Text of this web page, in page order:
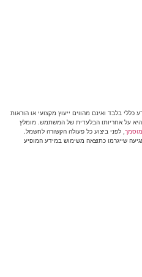
בלבד ואינם מהווים ייעוץ מקצועי או הוראות
על אחריותו הבלעדית של המשתמש. מומלץ
, לפני ביצוע כל פעולה הקשורה לחשמל.
שייגרמו כתוצאה משימוש במידע המופיע